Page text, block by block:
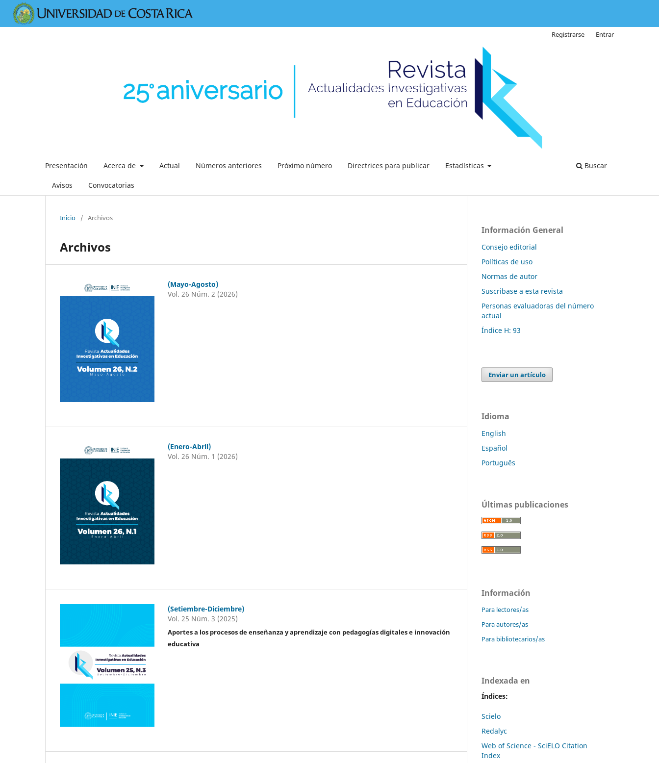
Presentación Acerca de Actual Números anteriores Próximo número Directrices para publicar Estadísticas
Avisos Convocatorias
Buscar
Registrarse Entrar
Inicio / Archivos
Archivos
(Mayo-Agosto)
Vol. 26 Núm. 2 (2026)
(Enero-Abril)
Vol. 26 Núm. 1 (2026)
(Setiembre-Diciembre)
Vol. 25 Núm. 3 (2025)
Aportes a los procesos de enseñanza y aprendizaje con pedagogías digitales e innovación
educativa
Información General
Consejo editorial
Políticas de uso
Normas de autor
Suscribase a esta revista
Personas evaluadoras del número
actual
Índice H: 93
Enviar un artículo
Idioma
English
Español
Português
Últimas publicaciones
Información
Para lectores/as
Para autores/as
Para bibliotecarios/as
Indexada en
Índices:
Scielo
Redalyc
Web of Science - SciELO Citation
Index